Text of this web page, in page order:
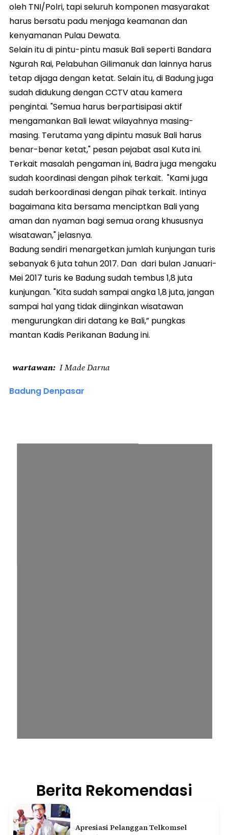
oleh TNI/Polri, tapi seluruh komponen masyarakat
harus bersatu padu menjaga keamanan dan
kenyamanan Pulau Dewata.
Selain itu di pintu-pintu masuk Bali seperti Bandara
Ngurah Rai, Pelabuhan Gilimanuk dan lainnya harus
tetap dijaga dengan ketat. Selain itu, di Badung juga
sudah didukung dengan CCTV atau kamera
pengintai. "Semua harus berpartisipasi aktif
mengamankan Bali lewat wilayahnya masing-
masing. Terutama yang dipintu masuk Bali harus
benar-benar ketat," pesan pejabat asal Kuta ini.
Terkait masalah pengaman ini, Badra juga mengaku
sudah koordinasi dengan pihak terkait. "Kami juga
sudah berkoordinasi dengan pihak terkait. Intinya
bagaimana kita bersama menciptkan Bali yang
aman dan nyaman bagi semua orang khususnya
wisatawan," jelasnya.
Badung sendiri menargetkan jumlah kunjungan turis
sebanyak 6 juta tahun 2017. Dan dari bulan Januari-
Mei 2017 turis ke Badung sudah tembus 1,8 juta
kunjungan. "Kita sudah sampai angka 1,8 juta, jangan
sampai hal yang tidak diinginkan wisatawan
mengurungkan diri datang ke Bali,” pungkas
mantan Kadis Perikanan Badung ini.
wartawan I Made Darna
Badung Denpasar
Berita Rekomendasi
Apresiasi Pelanggan Telkomsel